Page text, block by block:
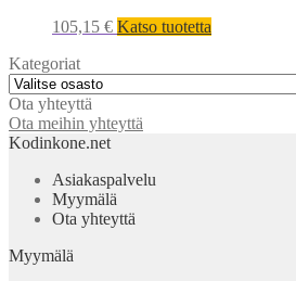
105,15 € Katso tuotetta
Kategoriat
Ota yhteyttä
Ota meihin yhteyttä
Kodinkone.net
Asiakaspalvelu
Myymälä
Ota yhteyttä
Myymälä